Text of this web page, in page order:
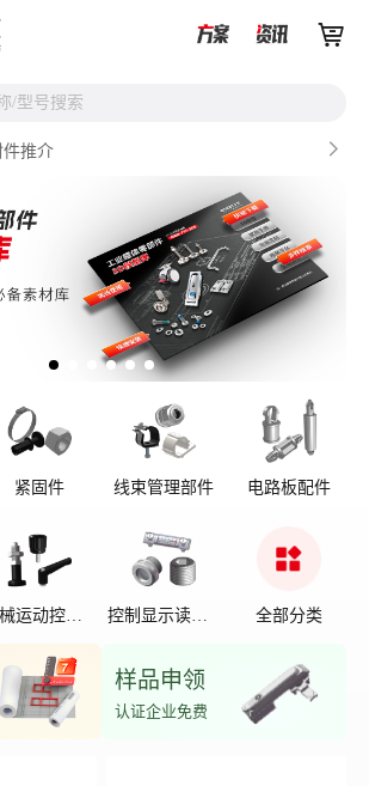

/型号搜索
不脱螺钉，义文一站式服务器液冷零部件
推介 
么选？数据中心液冷接头选型（含OCP标
紧固件 线束管理部件 电路板配件
运动控制
控制显示读数
全部分类
样品申领
认证企业免费